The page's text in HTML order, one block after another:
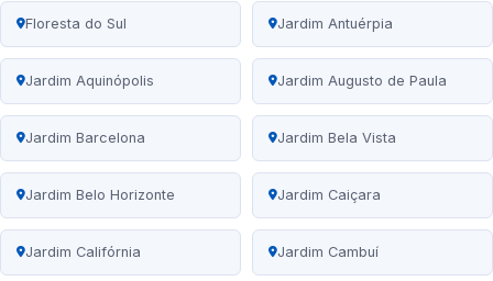
Floresta do Sul Jardim Antuérpia
Jardim Aquinópolis Jardim Augusto de Paula
Jardim Barcelona Jardim Bela Vista
Jardim Belo Horizonte Jardim Caiçara
Jardim Califórnia Jardim Cambuí